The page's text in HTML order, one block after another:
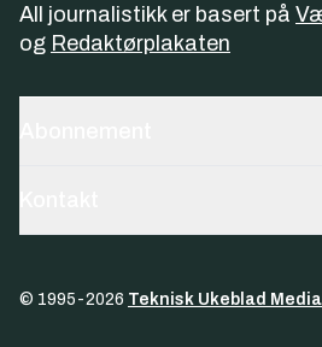
All journalistikk er basert på
og Redaktørplakaten
© 1995-2026 Teknisk Ukeblad